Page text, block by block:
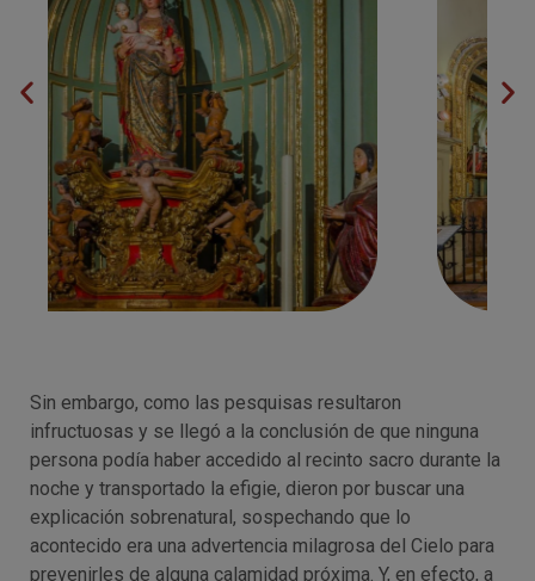
Sin embargo, como las pesquisas resultaron
infructuosas y se llegó a la conclusión de que ninguna
persona podía haber accedido al recinto sacro durante la
noche y transportado la efigie, dieron por buscar una
explicación sobrenatural, sospechando que lo
acontecido era una advertencia milagrosa del Cielo para
prevenirles de alguna calamidad próxima. Y, en efecto, a